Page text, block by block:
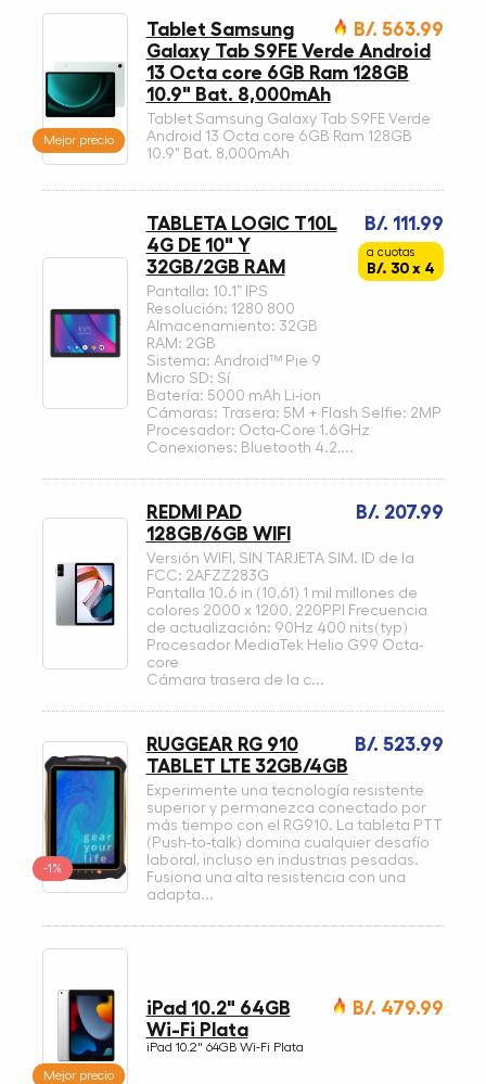
Mejor precio
B/. 563.99
Tablet Samsung
Galaxy Tab S9FE Verde Android
13 Octa core 6GB Ram 128GB
10.9" Bat. 8,000mAh
Tablet Samsung Galaxy Tab S9FE Verde
Android 13 Octa core 6GB Ram 128GB
10.9" Bat. 8,000mAh
B/. 111.99
a cuotas
B/. 30 x 4
TABLETA LOGIC T10L
4G DE 10" Y
32GB/2GB RAM
Pantalla: 10.1” IPS
Resolución: 1280 800
Almacenamiento: 32GB
RAM: 2GB
Sistema: Android™ Pie 9
Micro SD: Sí
Batería: 5000 mAh Li-ion
Cámaras: Trasera: 5M + Flash Selfie: 2MP
Procesador: Octa-Core 1.6GHz
Conexiones: Bluetooth 4.2,...
B/. 207.99
REDMI PAD
128GB/6GB WIFI
Versión WIFI, SIN TARJETA SIM. ID de la
FCC: 2AFZZ283G
Pantalla 10.6 in (10,61) 1 mil millones de
colores 2000 x 1200, 220PPI Frecuencia
de actualización: 90Hz 400 nits(typ)
Procesador MediaTek Helio G99 Octa-
core
Cámara trasera de la c...
-1%
B/. 523.99
RUGGEAR RG 910
TABLET LTE 32GB/4GB
Experimente una tecnología resistente
superior y permanezca conectado por
más tiempo con el RG910. La tableta PTT
(Push-to-talk) domina cualquier desafío
laboral, incluso en industrias pesadas.
Fusiona una alta resistencia con una
adapta...
Mejor precio
B/. 479.99
iPad 10.2" 64GB
Wi-Fi Plata
iPad 10.2" 64GB Wi-Fi Plata